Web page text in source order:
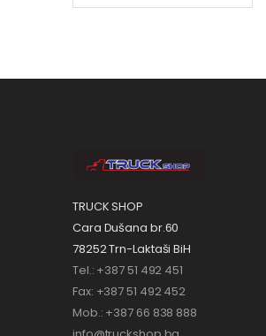
TRUCK SHOP
Cara Dušana br.60
78252 Trn-Laktaši BiH
Tel.: +387 51 492 451
Fax: +387 51 492 452
Mob.: +387 66 838 888